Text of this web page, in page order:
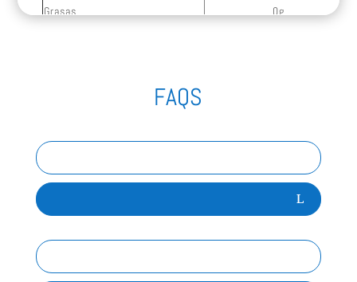
Grasas 0g
– de los cuáles azúcar 2,8g
FAQS